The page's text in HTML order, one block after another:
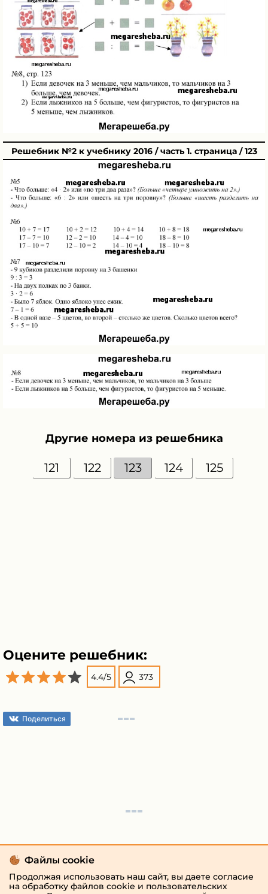
Решебник №2 к учебнику 2016 / часть 1. страница / 123
Другие номера из решебника
121 122 123 124 125
Оцените решебник:
4.4/5 373
Поделиться
Файлы cookie
Продолжая использовать наш сайт, вы даете согласие
на обработку файлов cookie и пользовательских